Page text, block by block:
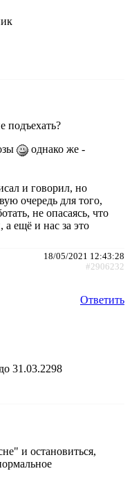
подъехать?
однако же -
и говорил, но
очередь для того,
не опасаясь, что
а ещё и нас за это
18/05/2021 12:43:28
#2906232
Ответить
31.03.2298
и остановиться,